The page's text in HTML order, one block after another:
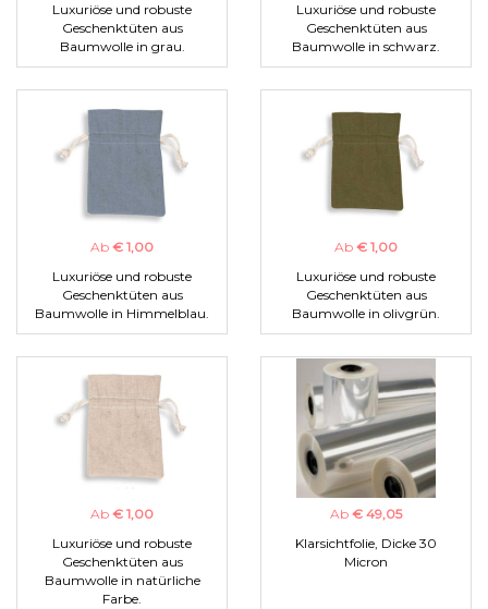
Luxuriöse und robuste
Geschenktüten aus
Baumwolle in grau.
Luxuriöse und robuste
Geschenktüten aus
Baumwolle in schwarz.
Ab € 1,00
Luxuriöse und robuste
Geschenktüten aus
Baumwolle in Himmelblau.
Ab € 1,00
Luxuriöse und robuste
Geschenktüten aus
Baumwolle in olivgrün.
Ab € 1,00
Luxuriöse und robuste
Geschenktüten aus
Baumwolle in natürliche
Farbe.
Ab € 49,05
Klarsichtfolie, Dicke 30
Micron